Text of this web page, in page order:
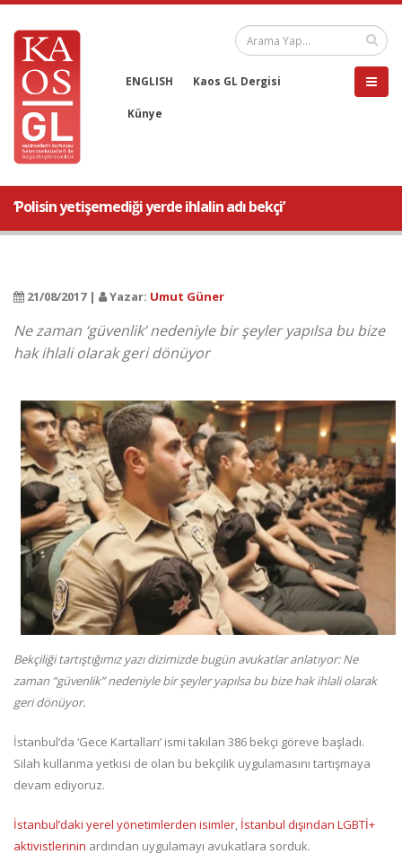
ENGLISH Kaos GL Dergisi
Künye
‘Polisin yetişemediği yerde ihlalin adı bekçi’
21/08/2017 | Yazar: Umut Güner
Ne zaman ‘güvenlik’ nedeniyle bir şeyler yapılsa bu bize
hak ihlali olarak geri dönüyor
Bekçiliği tartıştığımız yazı dizimizde bugün avukatlar anlatıyor: Ne
zaman “güvenlik” nedeniyle bir şeyler yapılsa bu bize hak ihlali olarak
geri dönüyor.
İstanbul’da ‘Gece Kartalları’ ismi takılan 386 bekçi göreve başladı.
Silah kullanma yetkisi de olan bu bekçilik uygulamasını tartışmaya
devam ediyoruz.
İstanbul’daki yerel yönetimlerden isimler, İstanbul dışından LGBTİ+
aktivistlerinin ardından uygulamayı avukatlara sorduk.